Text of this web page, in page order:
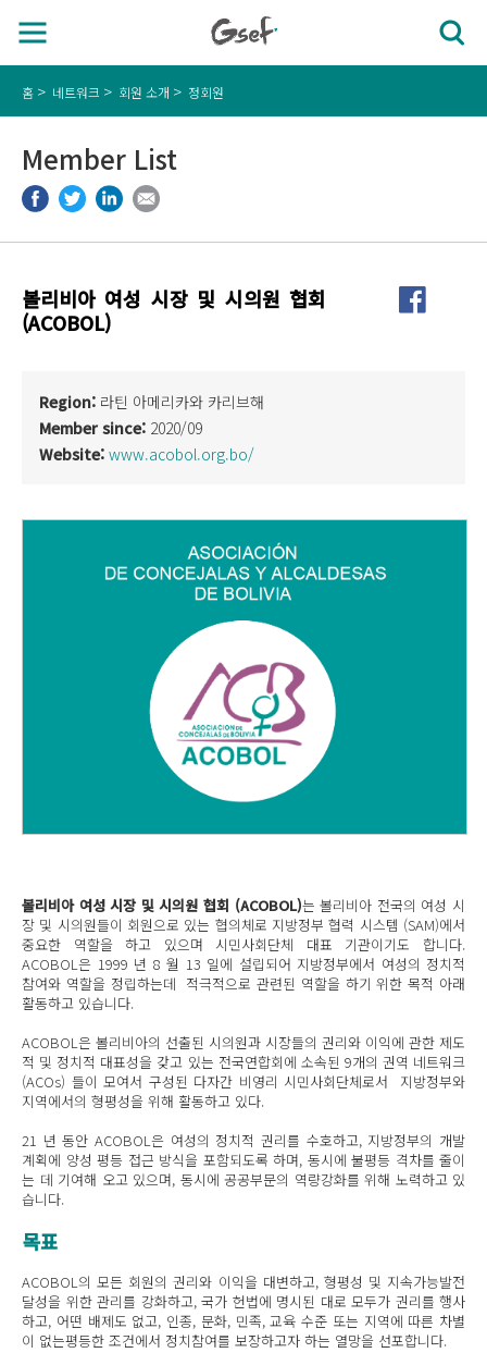
홈 네트워크 회원 소개 정회원
Member List
볼리비아 여성 시장 및 시의원 협회
(ACOBOL)
Region: 라틴 아메리카와 카리브해
Member since: 2020/09
Website: www.acobol.org.bo/
볼리비아 여성 시장 및 시의원 협회 (ACOBOL)는 볼리비아 전국의 여성 시
장 및 시의원들이 회원으로 있는 협의체로 지방정부 협력 시스템 (SAM)에서
중요한 역할을 하고 있으며 시민사회단체 대표 기관이기도 합니다.
ACOBOL은 1999 년 8 월 13 일에 설립되어 지방정부에서 여성의 정치적
참여와 역할을 정립하는데 적극적으로 관련된 역할을 하기 위한 목적 아래
활동하고 있습니다.
ACOBOL은 볼리비아의 선출된 시의원과 시장들의 권리와 이익에 관한 제도
적 및 정치적 대표성을 갖고 있는 전국연합회에 소속된 9개의 권역 네트워크
(ACOs) 들이 모여서 구성된 다자간 비영리 시민사회단체로서 지방정부와
지역에서의 형평성을 위해 활동하고 있다.
21 년 동안 ACOBOL은 여성의 정치적 권리를 수호하고, 지방정부의 개발
계획에 양성 평등 접근 방식을 포함되도록 하며, 동시에 불평등 격차를 줄이
는 데 기여해 오고 있으며, 동시에 공공부문의 역량강화를 위해 노력하고 있
습니다.
목표
ACOBOL의 모든 회원의 권리와 이익을 대변하고, 형평성 및 지속가능발전
달성을 위한 관리를 강화하고, 국가 헌법에 명시된 대로 모두가 권리를 행사
하고, 어떤 배제도 없고, 인종, 문화, 민족, 교육 수준 또는 지역에 따른 차별
이 없는평등한 조건에서 정치참여를 보장하고자 하는 열망을 선포합니다.